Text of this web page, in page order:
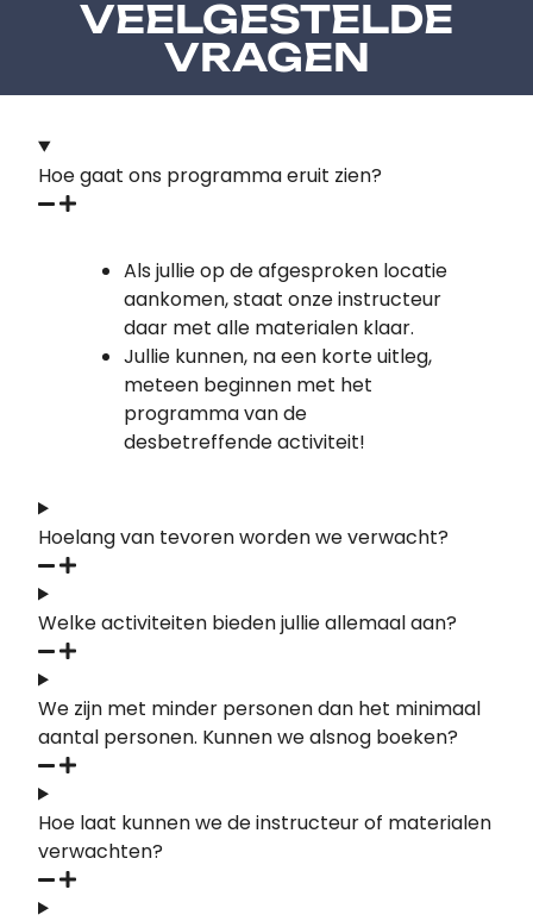
VEELGESTELDE
VRAGEN
Hoe gaat ons programma eruit zien?
Als jullie op de afgesproken locatie
aankomen, staat onze instructeur
daar met alle materialen klaar.
Jullie kunnen, na een korte uitleg,
meteen beginnen met het
programma van de
desbetreffende activiteit!
Hoelang van tevoren worden we verwacht?
Welke activiteiten bieden jullie allemaal aan?
We zijn met minder personen dan het minimaal
aantal personen. Kunnen we alsnog boeken?
Hoe laat kunnen we de instructeur of materialen
verwachten?